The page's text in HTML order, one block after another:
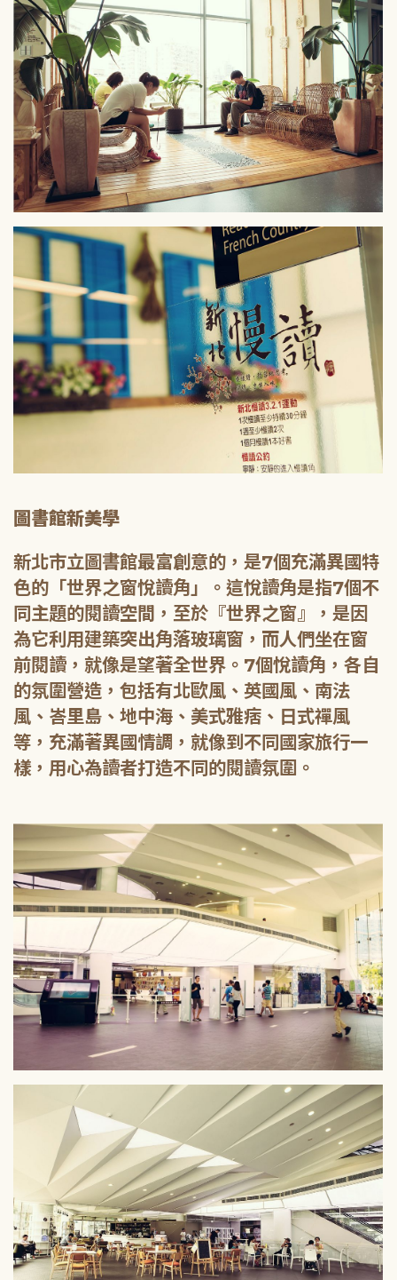
圖書館新美學
新北市立圖書館最富創意的，是7個充滿異國特
色的「世界之窗悅讀角」。這悅讀角是指7個不
同主題的閱讀空間，至於『世界之窗』，是因
為它利用建築突出角落玻璃窗，而人們坐在窗
前閱讀，就像是望著全世界。7個悅讀角，各自
的氛圍營造，包括有北歐風、英國風、南法
風、峇里島、地中海、美式雅痞、日式禪風
等，充滿著異國情調，就像到不同國家旅行一
樣，用心為讀者打造不同的閱讀氛圍。